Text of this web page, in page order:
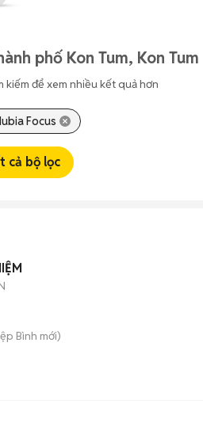
phố Kon Tum, Kon Tum
để xem nhiều kết quả hơn
Focus
cả bộ lọc
Bình mới)